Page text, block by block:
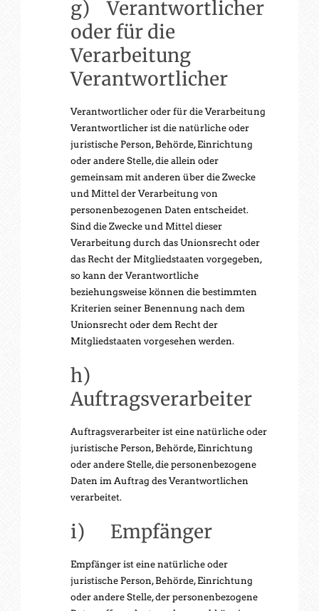
g) Verantwortlicher
oder für die
Verarbeitung
Verantwortlicher
Verantwortlicher oder für die Verarbeitung
Verantwortlicher ist die natürliche oder
juristische Person, Behörde, Einrichtung
oder andere Stelle, die allein oder
gemeinsam mit anderen über die Zwecke
und Mittel der Verarbeitung von
personenbezogenen Daten entscheidet.
Sind die Zwecke und Mittel dieser
Verarbeitung durch das Unionsrecht oder
das Recht der Mitgliedstaaten vorgegeben,
so kann der Verantwortliche
beziehungsweise können die bestimmten
Kriterien seiner Benennung nach dem
Unionsrecht oder dem Recht der
Mitgliedstaaten vorgesehen werden.
h)
Auftragsverarbeiter
Auftragsverarbeiter ist eine natürliche oder
juristische Person, Behörde, Einrichtung
oder andere Stelle, die personenbezogene
Daten im Auftrag des Verantwortlichen
verarbeitet.
i) Empfänger
Empfänger ist eine natürliche oder
juristische Person, Behörde, Einrichtung
oder andere Stelle, der personenbezogene